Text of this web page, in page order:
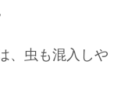
、虫も混入しや